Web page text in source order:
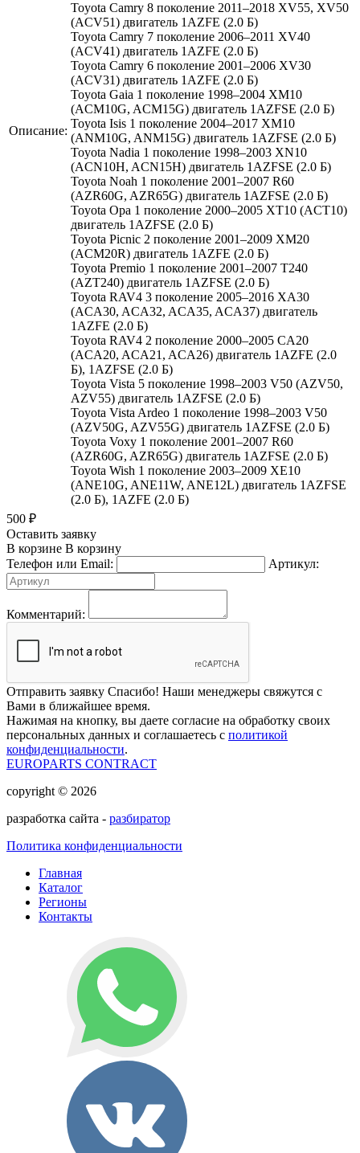
Описание:
Toyota Camry 8 поколение 2011–2018 XV55, XV50
(ACV51) двигатель 1AZFE (2.0 Б)
Toyota Camry 7 поколение 2006–2011 XV40
(ACV41) двигатель 1AZFE (2.0 Б)
Toyota Camry 6 поколение 2001–2006 XV30
(ACV31) двигатель 1AZFE (2.0 Б)
Toyota Gaia 1 поколение 1998–2004 XM10
(ACM10G, ACM15G) двигатель 1AZFSE (2.0 Б)
Toyota Isis 1 поколение 2004–2017 XM10
(ANM10G, ANM15G) двигатель 1AZFSE (2.0 Б)
Toyota Nadia 1 поколение 1998–2003 XN10
(ACN10H, ACN15H) двигатель 1AZFSE (2.0 Б)
Toyota Noah 1 поколение 2001–2007 R60
(AZR60G, AZR65G) двигатель 1AZFSE (2.0 Б)
Toyota Opa 1 поколение 2000–2005 XT10 (ACT10)
двигатель 1AZFSE (2.0 Б)
Toyota Picnic 2 поколение 2001–2009 XM20
(ACM20R) двигатель 1AZFE (2.0 Б)
Toyota Premio 1 поколение 2001–2007 T240
(AZT240) двигатель 1AZFSE (2.0 Б)
Toyota RAV4 3 поколение 2005–2016 XA30
(ACA30, ACA32, ACA35, ACA37) двигатель
1AZFE (2.0 Б)
Toyota RAV4 2 поколение 2000–2005 CA20
(ACA20, ACA21, ACA26) двигатель 1AZFE (2.0
Б), 1AZFSE (2.0 Б)
Toyota Vista 5 поколение 1998–2003 V50 (AZV50,
AZV55) двигатель 1AZFSE (2.0 Б)
Toyota Vista Ardeo 1 поколение 1998–2003 V50
(AZV50G, AZV55G) двигатель 1AZFSE (2.0 Б)
Toyota Voxy 1 поколение 2001–2007 R60
(AZR60G, AZR65G) двигатель 1AZFSE (2.0 Б)
Toyota Wish 1 поколение 2003–2009 XE10
(ANE10G, ANE11W, ANE12L) двигатель 1AZFSE
(2.0 Б), 1AZFE (2.0 Б)
500 ₽
Оставить заявку
В корзине В корзину
Телефон или Email:
Артикул:
Комментарий:
Отправить заявку Спасибо! Наши менеджеры свяжутся с
Вами в ближайшее время.
Нажимая на кнопку, вы даете согласие на обработку своих
персональных данных и соглашаетесь с политикой
конфиденциальности.
EUROPARTS CONTRACT
copyright © 2026
разработка сайта - разбиратор
Политика конфиденциальности
Главная
Каталог
Регионы
Контакты